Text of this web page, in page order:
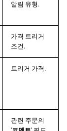
알림 유형.
가격 트리거
조건.
트리거 가격.
관련 주문의